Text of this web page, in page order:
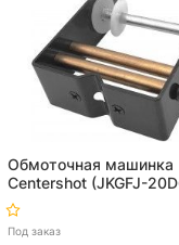
Обмоточная машинка
Centershot (JKGFJ-
Под заказ